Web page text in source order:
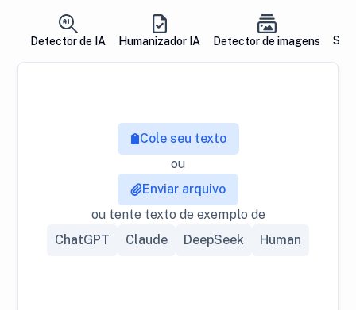
Detector de IA Humanizador IA Detector de imagens
Cole seu texto
ou
Enviar arquivo
ou tente texto de exemplo de
ChatGPT
Claude DeepSeek Human